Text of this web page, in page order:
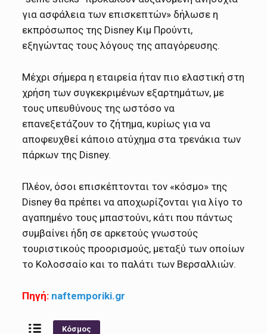
για ασφάλεια των επισκεπτών» δήλωσε η
εκπρόσωπος της Disney Κιμ Προύντι,
εξηγώντας τους λόγους της απαγόρευσης.
Μέχρι σήμερα η εταιρεία ήταν πιο ελαστική στη
χρήση των συγκεκριμένων εξαρτημάτων, με
τους υπευθύνους της ωστόσο να
επανεξετάζουν το ζήτημα, κυρίως για να
αποφευχθεί κάποιο ατύχημα στα τρενάκια των
πάρκων της Disney.
Πλέον, όσοι επισκέπτονται τον «κόσμο» της
Disney θα πρέπει να αποχωρίζονται για λίγο το
αγαπημένο τους μπαστούνι, κάτι που πάντως
συμβαίνει ήδη σε αρκετούς γνωστούς
τουριστικούς προορισμούς, μεταξύ των οποίων
το Κολοσσαίο και το παλάτι των Βερσαλλιών.
Πηγή: naftemporiki.gr
Κόσμος